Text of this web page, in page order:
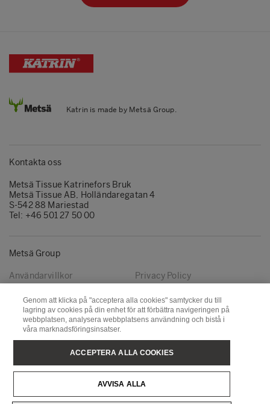
Katrin is made by Metsä Group.
Kontakta oss
Metsä Tissue Katrinefors Bruk
Metsä Tissue AB, Holländaregatan 4
S-542 88 Mariestad
Tel: +46 501 27 50 00
Metsä Group
Användarvillkor
Privacy Policy
Cookie-inställningar
Följ oss
Genom att klicka på "acceptera alla cookies" samtycker du till
lagring av cookies på din enhet för att förbättra navigeringen på
webbplatsen, analysera webbplatsens användning och bistå i
våra marknadsföringsinsatser.
AVVISA ALLA
ACCEPTERA ALLA COOKIES